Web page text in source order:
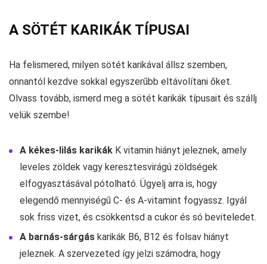
A SÖTÉT KARIKÁK TÍPUSAI
Ha felismered, milyen sötét karikával állsz szemben,
onnantól kezdve sokkal egyszerűbb eltávolítani őket.
Olvass tovább, ismerd meg a sötét karikák típusait és szállj
velük szembe!
A kékes-lilás karikák K vitamin hiányt jeleznek, amely
leveles zöldek vagy keresztesvirágú zöldségek
elfogyasztásával pótolható. Ügyelj arra is, hogy
elegendő mennyiségű C- és A-vitamint fogyassz. Igyál
sok friss vizet, és csökkentsd a cukor és só beviteledet.
A barnás-sárgás karikák B6, B12 és folsav hiányt
jeleznek. A szervezeted így jelzi számodra, hogy